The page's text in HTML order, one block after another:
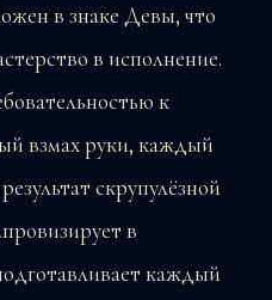
в знаке Девы, что
в исполнение.
к
взмах руки, каждый
скрупулёзной
в
каждый